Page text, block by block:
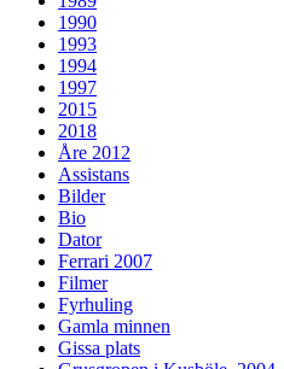
1990
1993
1994
1997
2015
2018
Åre 2012
Assistans
Bilder
Bio
Dator
Ferrari 2007
Filmer
Fyrhuling
Gamla minnen
Gissa plats